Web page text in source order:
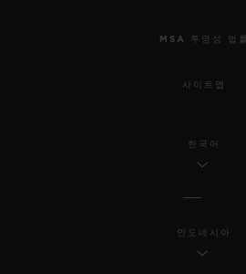
MSA 투명성 법률
사이트맵
한국어
인도네시아